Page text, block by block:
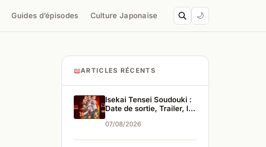
Guides d’épisodes Culture Japonaise 🌙
📖ARTICLES RÉCENTS
Isekai Tensei Soudouki :
Date de sortie, Trailer, les
07/08/2026